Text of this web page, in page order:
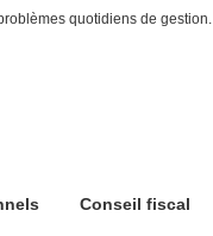
quotidiens de gestion.
Conseil fiscal